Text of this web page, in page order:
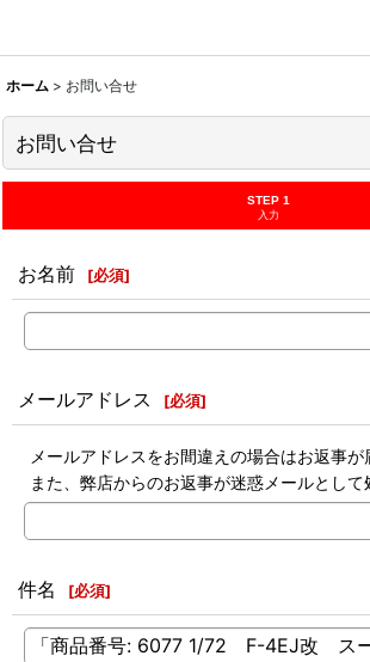
ホーム > お問い合せ
お問い合せ
STEP 1
入力
お名前 [必須]
メールアドレス [必須]
メールアドレスをお間違えの場合はお返事が
また、弊店からのお返事が迷惑メールとし
件名 [必須]